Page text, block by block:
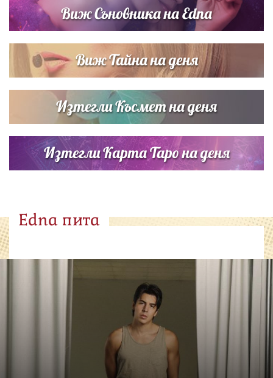
Виж Съновника на Edna
Виж Тайна на деня
Изтегли Късмет на деня
Изтегли Карта Таро на деня
Edna пита